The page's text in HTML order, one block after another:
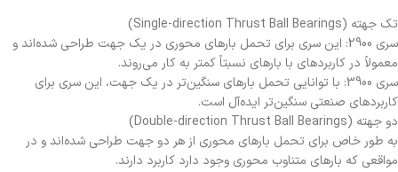
تک جهته (Single-direction Thrust Ball Bearings)
سری 2900: این سری برای تحمل بارهای محوری در یک جهت طراحی شده‌اند و
معمولاً در کاربردهای با بارهای نسبتاً کمتر به کار می‌روند.
سری 3900: با توانایی تحمل بارهای سنگین‌تر در یک جهت، این سری برای
کاربردهای صنعتی سنگین‌تر ایده‌آل است.
دو جهته (Double-direction Thrust Ball Bearings)
به طور خاص برای تحمل بارهای محوری از هر دو جهت طراحی شده‌اند و در
مواقعی که بارهای متناوب محوری وجود دارد کاربرد دارند.